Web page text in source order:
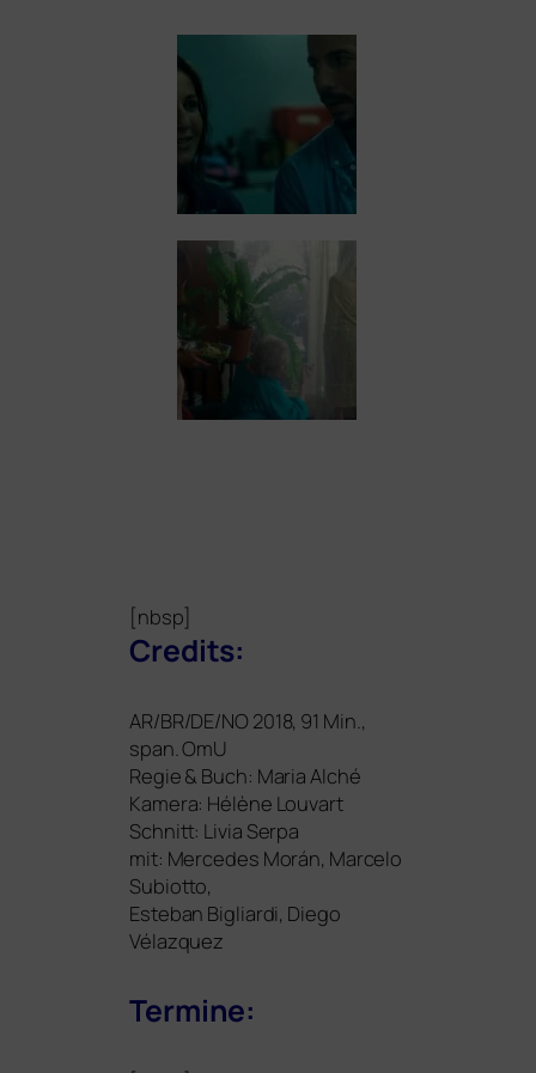
[nbsp]
Credits:
AR/BR/DE/NO 2018, 91 Min.,
span. OmU
Regie& Buch: Maria Alché
Kamera: Hélène Louvart
Schnitt: Livia Serpa
mit: Mercedes Morán, Marcelo
Subiotto,
Esteban Bigliardi, Diego
Vélazquez
Termine: